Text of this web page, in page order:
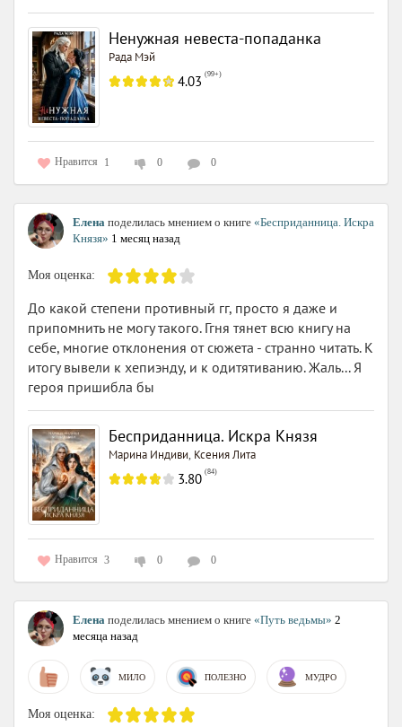
Ненужная невеста-попаданка
Рада Мэй
4.03 (99+)
Нравится 1 0 0
Елена поделилась мнением о книге «Бесприданница. Искра
Князя» 1 месяц назад
Моя оценка:
До какой степени противный гг, просто я даже и
припомнить не могу такого. Ггня тянет всю книгу на
себе, многие отклонения от сюжета - странно читать. К
итогу вывели к хепиэнду, и к одитятиванию. Жаль... Я
героя пришибла бы
Бесприданница. Искра Князя
Марина Индиви, Ксения Лита
3.80 (84)
Нравится 3 0 0
Елена поделилась мнением о книге «Путь ведьмы» 2
месяца назад
МИЛО ПОЛЕЗНО МУДРО
Моя оценка: